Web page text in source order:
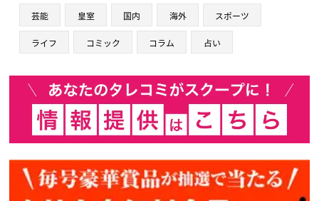
芸能 皇室 国内 海外 スポーツ
ライフ コミック コラム 占い